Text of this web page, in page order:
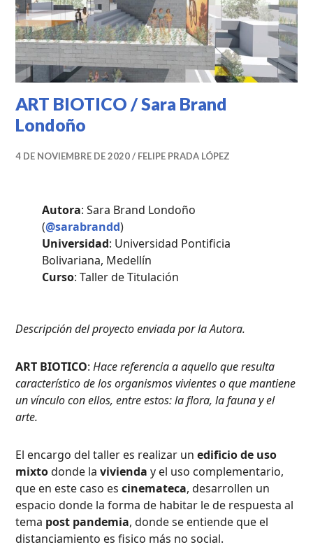
ART BIOTICO / Sara Brand
Londoño
4 DE NOVIEMBRE DE 2020 FELIPE PRADA LÓPEZ
Autora: Sara Brand Londoño
(@sarabrandd)
Universidad: Universidad Pontificia
Bolivariana, Medellín
Curso: Taller de Titulación
Descripción del proyecto enviada por la Autora.
ART BIOTICO:Hace referencia a aquello que resulta
característico de los organismos vivientes o que mantiene
un vínculo con ellos, entre estos: la flora, la fauna y el
arte.
El encargo del taller es realizar unedificio de uso
mixtodonde lavivienda y el uso complementario,
que en este caso escinemateca, desarrollen un
espacio donde la forma de habitar le de respuesta al
tema post pandemia, donde se entiende que el
distanciamiento es fisico más no social.